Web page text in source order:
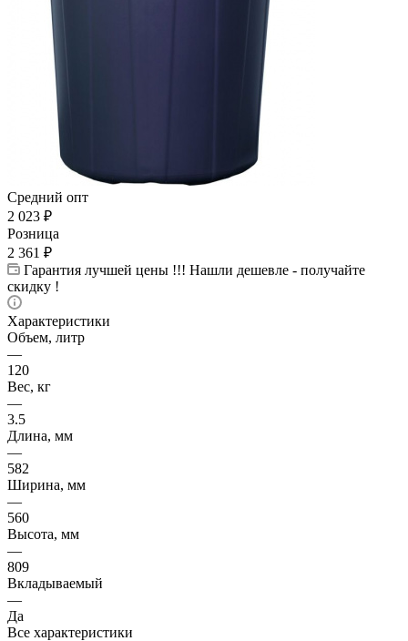
Средний опт
2 023 ₽
Розница
2 361 ₽
Гарантия лучшей цены !!! Нашли дешевле - получайте
скидку !
Характеристики
Объем, литр
—
120
Вес, кг
—
3.5
Длина, мм
—
582
Ширина, мм
—
560
Высота, мм
—
809
Вкладываемый
—
Да
Все характеристики